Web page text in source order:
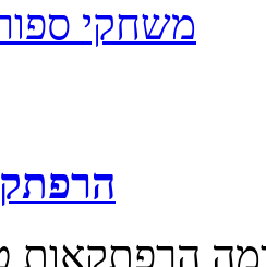
משחקי